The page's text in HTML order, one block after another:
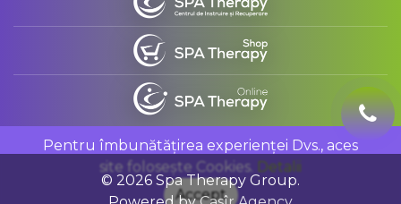
© 2026 Spa Therapy Group.
Pentru îmbunătățirea experienței Dvs., aces
site folosește Cookies. Detalii
Accept